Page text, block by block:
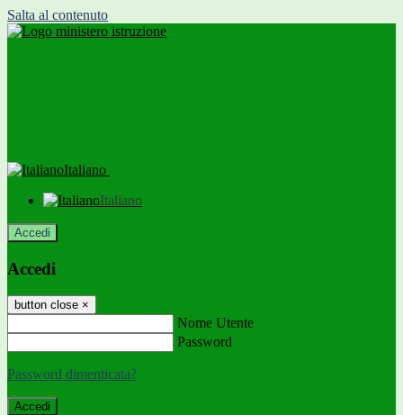
Salta al contenuto
Italiano
Italiano
Accedi
Accedi
button close ×
Nome Utente
Password
Password dimenticata?